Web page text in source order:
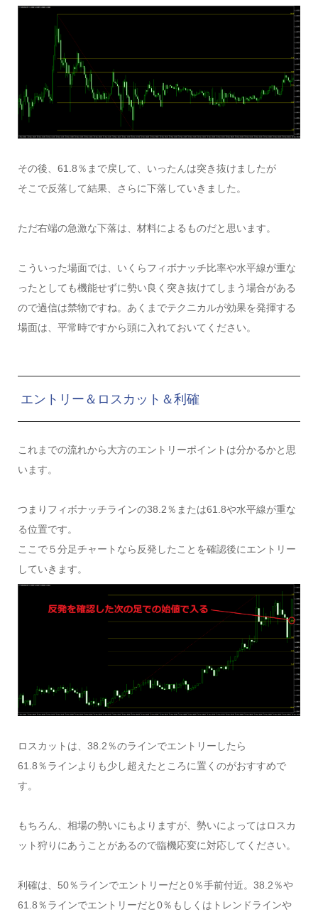
その後、61.8％まで戻して、いったんは突き抜けましたが
そこで反落して結果、さらに下落していきました。
ただ右端の急激な下落は、材料によるものだと思います。
こういった場面では、いくらフィボナッチ比率や水平線が重な
ったとしても機能せずに勢い良く突き抜けてしまう場合がある
ので過信は禁物ですね。あくまでテクニカルが効果を発揮する
場面は、平常時ですから頭に入れておいてください。
エントリー＆ロスカット＆利確
これまでの流れから大方のエントリーポイントは分かるかと思
います。
つまりフィボナッチラインの38.2％または61.8や水平線が重な
る位置です。
ここで５分足チャートなら反発したことを確認後にエントリー
していきます。
ロスカットは、38.2％のラインでエントリーしたら
61.8％ラインよりも少し超えたところに置くのがおすすめで
す。
もちろん、相場の勢いにもよりますが、勢いによってはロスカ
ット狩りにあうことがあるので臨機応変に対応してください。
利確は、50％ラインでエントリーだと0％手前付近。38.2％や
61.8％ラインでエントリーだと0％もしくはトレンドラインや